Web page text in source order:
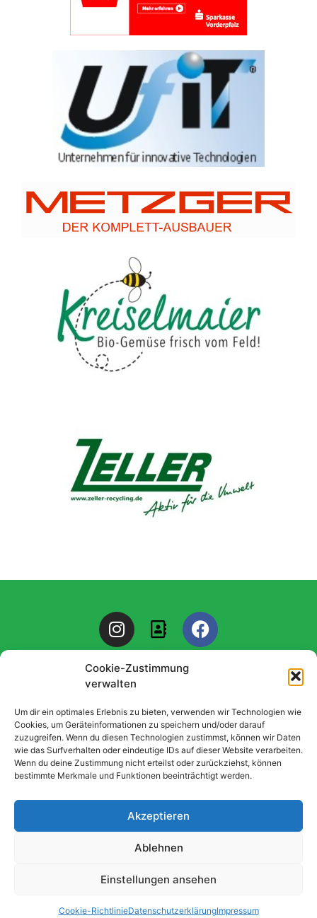
Cookie-Zustimmung
verwalten
Um dir ein optimales Erlebnis zu bieten, verwenden wir Technologien wie
Cookies, um Geräteinformationen zu speichern und/oder darauf
zuzugreifen. Wenn du diesen Technologien zustimmst, können wir Daten
wie das Surfverhalten oder eindeutige IDs auf dieser Website verarbeiten.
Wenn du deine Zustimmung nicht erteilst oder zurückziehst, können
bestimmte Merkmale und Funktionen beeinträchtigt werden.
Akzeptieren
Ablehnen
Einstellungen ansehen
Cookie-RichtlinieDatenschutzerklärungImpressum
I
n
s
t
a
g
r
a
m
A
d
d
r
s
s
-
b
o
o
k
F
a
c
o
o
k
Datenschutzerklärung
Impressum